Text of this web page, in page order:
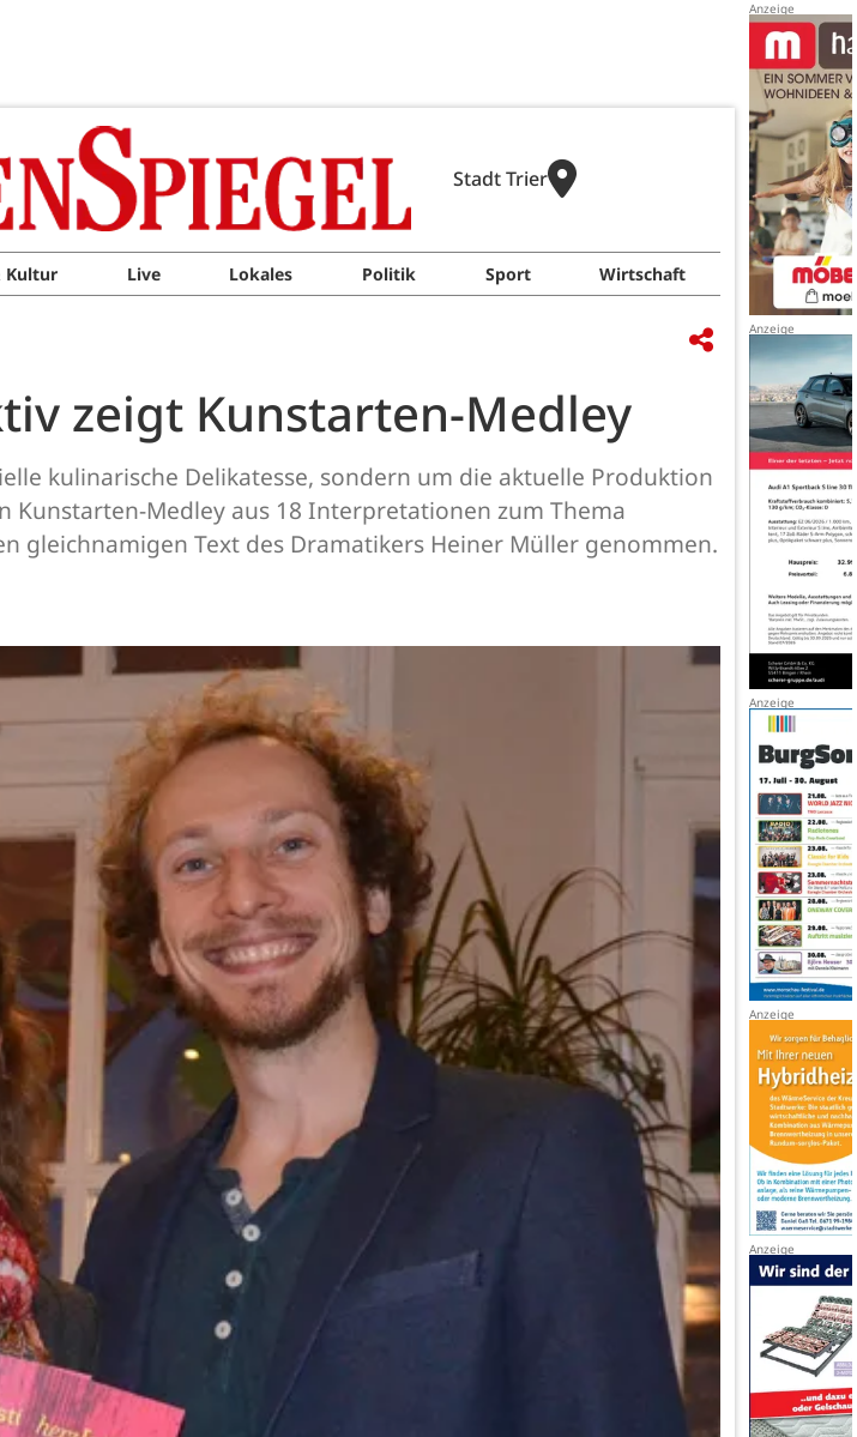
Stadt Trier
Kultur Live Lokales Politik Sport Wirtschaft
zeigt Kunstarten-Medley
kulinarische Delikatesse, sondern um die aktuelle Produktion
Kunstarten-Medley aus 18 Interpretationen zum Thema
gleichnamigen Text des Dramatikers Heiner Müller genommen.